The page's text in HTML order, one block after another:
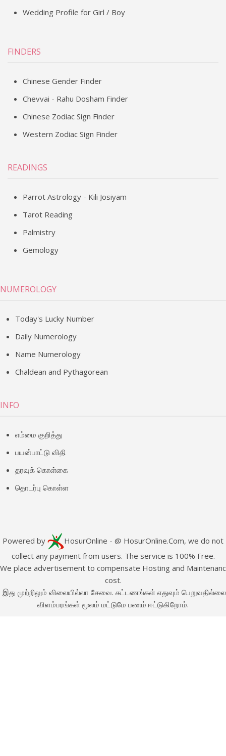
Wedding Profile for Girl / Boy
FINDERS
Chinese Gender Finder
Chevvai - Rahu Dosham Finder
Chinese Zodiac Sign Finder
Western Zodiac Sign Finder
READINGS
Parrot Astrology - Kili Josiyam
Tarot Reading
Palmistry
Gemology
NUMEROLOGY
Today's Lucky Number
Daily Numerology
Name Numerology
Chaldean and Pythagorean
INFO
எம்மை குறித்து
பயன்பாட்டு விதி
தரவுக் கொள்கை
தொடர்பு கொள்ள
Powered by HosurOnline - @ HosurOnline.Com, we do not
collect any payment from users. The service is 100% Free.
place advertisement to compensate Hosting and
cost.
முற்றிலும் விலையில்லா சேவை. கட்டணங்கள் எதுவும்
விளம்பரங்கள் மூலம் மட்டுமே பணம் ஈட்டுகிறோம்.